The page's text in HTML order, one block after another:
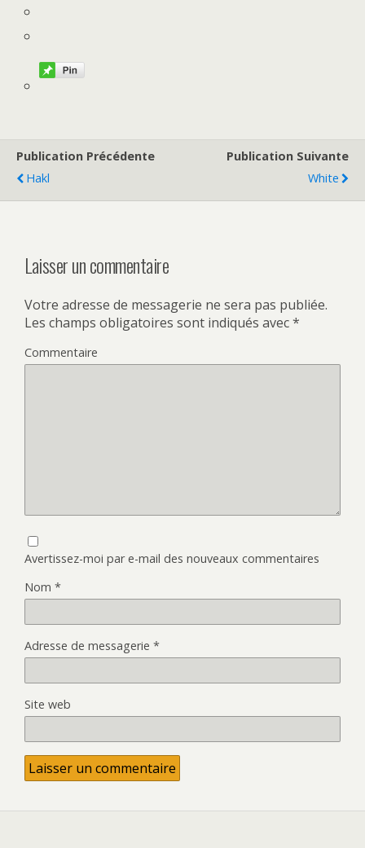
Publication Précédente
Hakl
Publication Suivante
White
Laisser un commentaire
Votre adresse de messagerie ne sera pas publiée.
Les champs obligatoires sont indiqués avec*
Commentaire
Avertissez-moi par e-mail des nouveaux commentaires
Nom *
Adresse de messagerie *
Site web